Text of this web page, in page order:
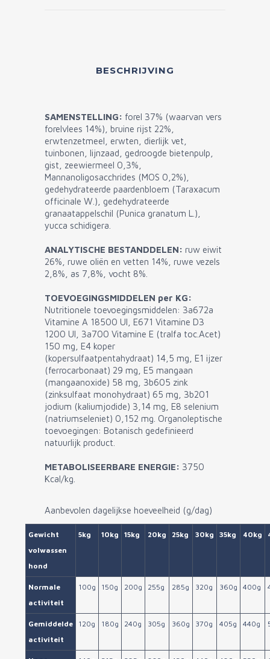
BESCHRIJVING
SAMENSTELLING: forel 37% (waarvan vers
forelvlees 14%), bruine rijst 22%,
erwtenzetmeel, erwten, dierlijk vet,
tuinbonen, lijnzaad, gedroogde bietenpulp,
gist, zeewiermeel 0,3%,
Mannanoligosacchrides (MOS 0,2%),
gedehydrateerde paardenbloem (Taraxacum
officinale W.), gedehydrateerde
granaatappelschil (Punica granatum L.),
yucca schidigera.
ANALYTISCHE BESTANDDELEN: ruw eiwit
26%, ruwe oliën en vetten 14%, ruwe vezels
2,8%, as 7,8%, vocht 8%.
TOEVOEGINGSMIDDELEN per KG:
Nutritionele toevoegingsmiddelen: 3a672a
Vitamine A 18500 UI, E671 Vitamine D3
1200 UI, 3a700 Vitamine E (tralfa toc.Acet)
150 mg, E4 koper
(kopersulfaatpentahydraat) 14,5 mg, E1 ijzer
(ferrocarbonaat) 29 mg, E5 mangaan
(mangaanoxide) 58 mg, 3b605 zink
(zinksulfaat monohydraat) 65 mg, 3b201
jodium (kaliumjodide) 3,14 mg, E8 selenium
(natriumseleniet) 0,152 mg. Organoleptische
toevoegingen: Botanisch gedefinieerd
natuurlijk product.
METABOLISEERBARE ENERGIE: 3750
Kcal/kg.
Aanbevolen dagelijkse hoeveelheid (g/dag)
Gewicht
volwassen
hond
5kg 10kg 15kg 20kg 25kg 30kg 35kg 40kg
Normale
activiteit
100g 150g 200g 255g 285g 320g 360g 400g
Gemiddelde
activiteit
120g 180g 240g 305g 360g 370g 405g 440g